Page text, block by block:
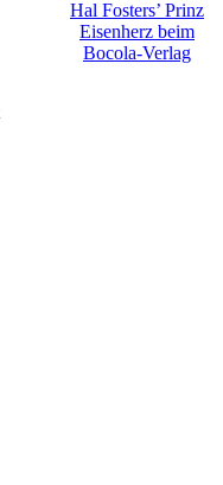
Hal Fosters’ Prinz
Eisenherz beim
Bocola-Verlag